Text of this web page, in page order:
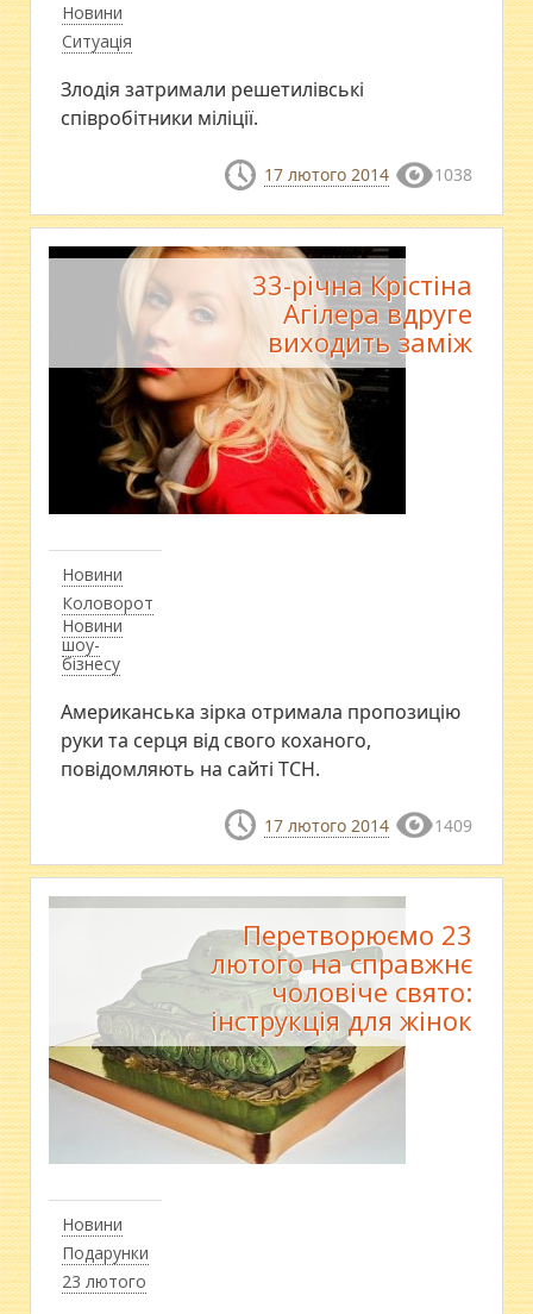
Новини
Ситуація
Злодія затримали решетилівські
співробітники міліції.
17 лютого 2014 1038
Новини
Коловорот
Новини
шоу-
бізнесу
33-річна Крістіна
Агілера вдруге
виходить заміж
Американська зірка отримала пропозицію
руки та серця від свого коханого,
повідомляють на сайті ТСН.
17 лютого 2014 1409
Новини
Подарунки
23 лютого
Перетворюємо 23
лютого на справжнє
чоловіче свято:
інструкція для жінок